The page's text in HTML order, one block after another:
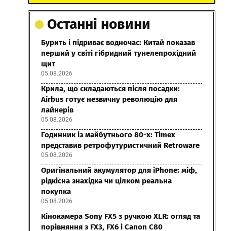
Останні новини
Бурить і підриває водночас: Китай показав
перший у світі гібридний тунелепрохідний
щит
05.08.2026
Крила, що складаються після посадки:
Airbus готує незвичну революцію для
лайнерів
05.08.2026
Годинник із майбутнього 80-х: Timex
представив ретрофутуристичний Retroware
05.08.2026
Оригінальний акумулятор для iPhone: міф,
рідкісна знахідка чи цілком реальна
покупка
05.08.2026
Кінокамера Sony FX5 з ручкою XLR: огляд та
порівняння з FX3, FX6 і Canon C80